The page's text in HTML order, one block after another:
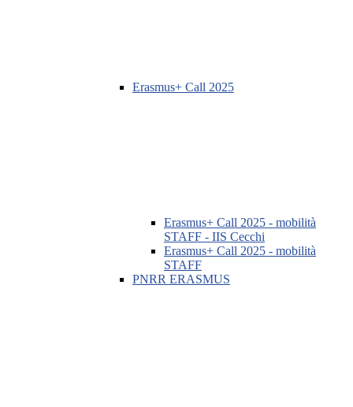
Erasmus+ Call 2025
Erasmus+ Call 2025 - mobilità
STAFF - IIS Cecchi
Erasmus+ Call 2025 - mobilità
STAFF
PNRR ERASMUS